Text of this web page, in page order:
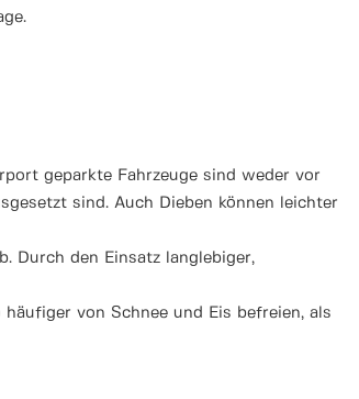
geparkte Fahrzeuge sind weder vor
sind. Auch Dieben können leichter
Durch den Einsatz langlebiger,
von Schnee und Eis befreien, als